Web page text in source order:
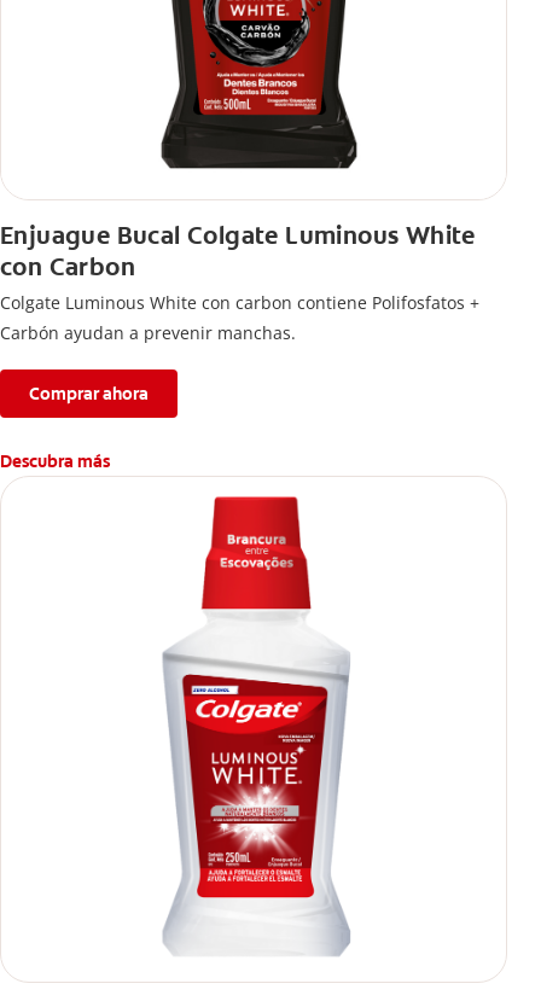
Enjuague Bucal Colgate Luminous White
con Carbon
Colgate Luminous White con carbon contiene Polifosfatos +
Carbón ayudan a prevenir manchas.
Comprar ahora
Descubra más